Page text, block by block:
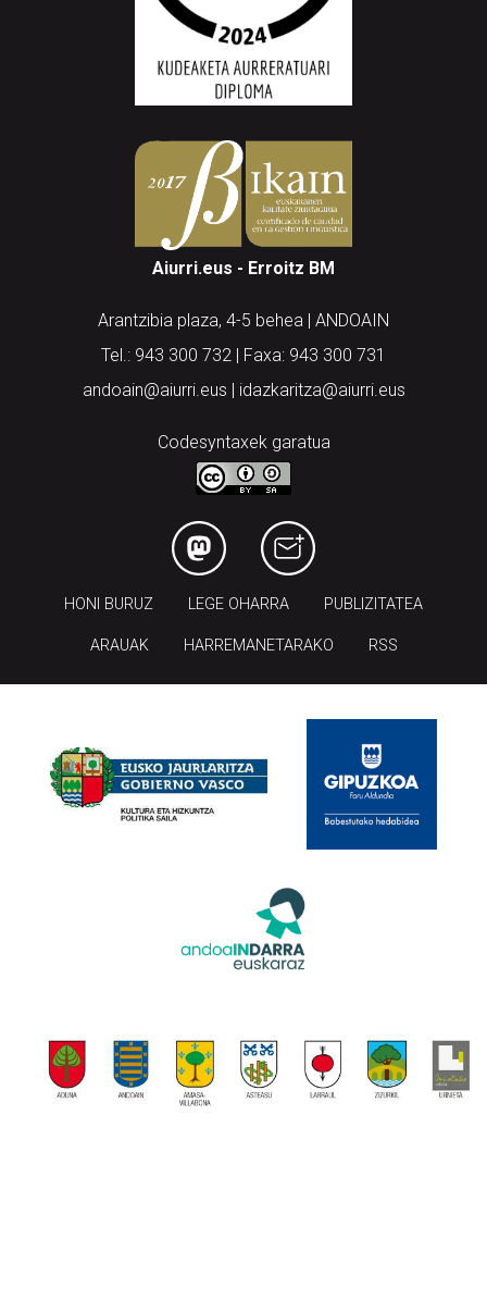
Aiurri.eus - Erroitz BM
Arantzibia plaza, 4-5 behea | ANDOAIN
Tel.: 943 300 732 | Faxa: 943 300 731
andoain@aiurri.eus | idazkaritza@aiurri.eus
Codesyntaxek garatua
HONI BURUZ LEGE OHARRA PUBLIZITATEA
ARAUAK HARREMANETARAKO RSS